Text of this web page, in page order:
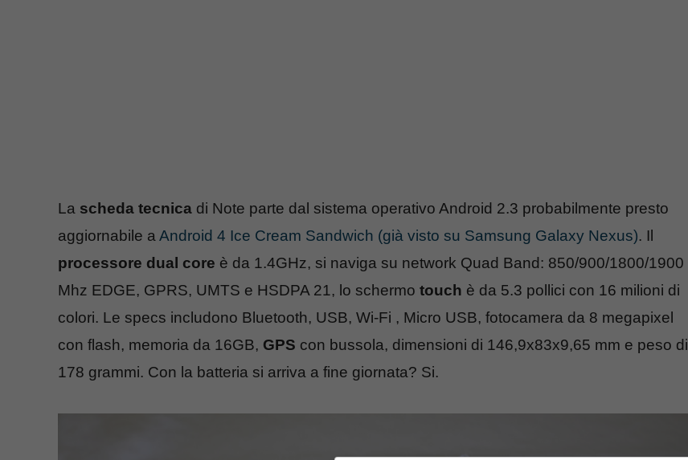
La scheda tecnica di Note parte dal sistema operativo Android 2.3 probabilmente presto
aggiornabile a Android 4 Ice Cream Sandwich (già visto su Samsung Galaxy Nexus). Il
processore dual core è da 1.4GHz, si naviga su network Quad Band: 850/900/1800/1900
Mhz EDGE, GPRS, UMTS e HSDPA 21, lo schermo touch è da 5.3 pollici con 16 milioni di
colori. Le specs includono Bluetooth, USB, Wi-Fi , Micro USB, fotocamera da 8 megapixel
con flash, memoria da 16GB, GPS con bussola, dimensioni di 146,9x83x9,65 mm e peso di
178 grammi. Con la batteria si arriva a fine giornata? Si.